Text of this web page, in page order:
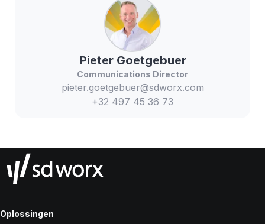
Pieter Goetgebuer
Communications Director
pieter.goetgebuer@sdworx.com
+32 497 45 36 73
Oplossingen